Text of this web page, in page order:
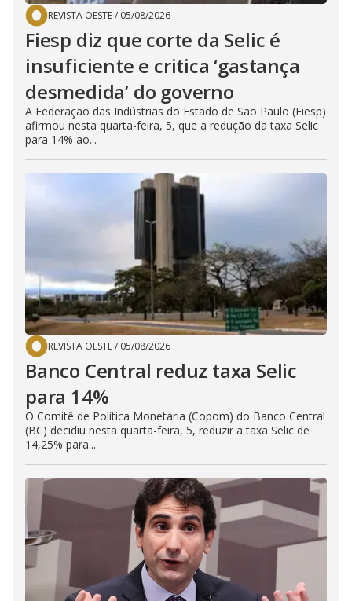
REVISTA OESTE/ 05/08/2026
Fiesp diz que corte da Selic é
insuficiente e critica ‘gastança
desmedida’ do governo
A Federação das Indústrias do Estado de São Paulo (Fiesp)
afirmou nesta quarta-feira, 5, que a redução da taxa Selic
para 14% ao...
REVISTA OESTE/ 05/08/2026
Banco Central reduz taxa Selic
para 14%
O Comitê de Política Monetária (Copom) do Banco Central
(BC) decidiu nesta quarta-feira, 5, reduzir a taxa Selic de
14,25% para...